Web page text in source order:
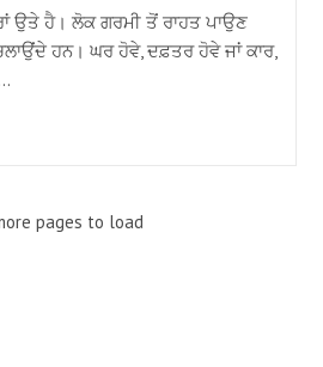
ਉਤੇ ਹੈ। ਲੋਕ ਗਰਮੀ ਤੋਂ ਰਾਹਤ ਪਾਉਣ
ਹਨ। ਘਰ ਹੋਵੇ, ਦਫ਼ਤਰ ਹੋਵੇ ਜਾਂ ਕਾਰ,
pages to load